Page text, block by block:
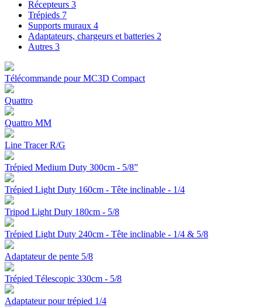
Récepteurs 3
Trépieds 7
Supports muraux 4
Adaptateurs, chargeurs et batteries 2
Autres 3
Télécommande pour MC3D Compact
Quattro
Quattro MM
Line Tracer R/G
Trépied Medium Duty 300cm - 5/8”
Trépied Light Duty 160cm - Tête inclinable - 1/4
Tripod Light Duty 180cm - 5/8
Trépied Light Duty 240cm - Tête inclinable - 1/4 & 5/8
Adaptateur de pente 5/8
Trépied Télescopic 330cm - 5/8
Adaptateur pour trépied 1/4